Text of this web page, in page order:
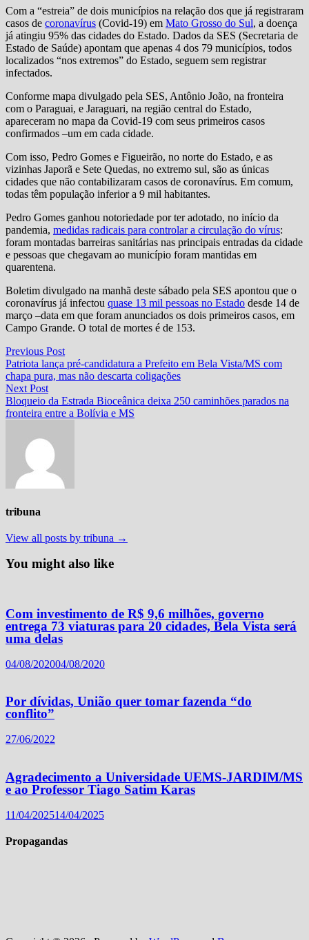
Com a “estreia” de dois municípios na relação dos que já registraram
casos de coronavírus (Covid-19) em Mato Grosso do Sul, a doença
já atingiu 95% das cidades do Estado. Dados da SES (Secretaria de
Estado de Saúde) apontam que apenas 4 dos 79 municípios, todos
localizados “nos extremos” do Estado, seguem sem registrar
infectados.
Conforme mapa divulgado pela SES, Antônio João, na fronteira
com o Paraguai, e Jaraguari, na região central do Estado,
apareceram no mapa da Covid-19 com seus primeiros casos
confirmados –um em cada cidade.
Com isso, Pedro Gomes e Figueirão, no norte do Estado, e as
vizinhas Japorã e Sete Quedas, no extremo sul, são as únicas
cidades que não contabilizaram casos de coronavírus. Em comum,
todas têm população inferior a 9 mil habitantes.
Pedro Gomes ganhou notoriedade por ter adotado, no início da
pandemia, medidas radicais para controlar a circulação do vírus:
foram montadas barreiras sanitárias nas principais entradas da cidade
e pessoas que chegavam ao município foram mantidas em
quarentena.
Boletim divulgado na manhã deste sábado pela SES apontou que o
coronavírus já infectou quase 13 mil pessoas no Estado desde 14 de
março –data em que foram anunciados os dois primeiros casos, em
Campo Grande. O total de mortes é de 153.
Navegação
de
Post
Previous PostPrevious
post:
Patriota lança pré-candidatura a Prefeito em Bela Vista/MS com
chapa pura, mas não descarta coligações
Next PostNext
post:
Bloqueio da Estrada Bioceânica deixa 250 caminhões parados na
fronteira entre a Bolívia e MS
tribuna
View all posts by tribuna →
You might also like
Com investimento de R$ 9,6 milhões, governo
entrega 73 viaturas para 20 cidades, Bela Vista será
uma delas
04/08/202004/08/2020
Por dívidas, União quer tomar fazenda “do
conflito”
27/06/2022
Agradecimento a Universidade UEMS-JARDIM/MS
e ao Professor Tiago Satim Karas
11/04/202514/04/2025
Propagandas